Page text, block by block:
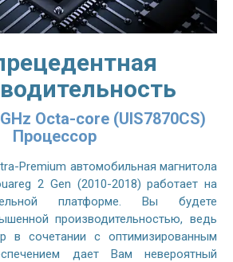
Octa-core (UIS7870CS)
Процессор
Premium автомобильная магнитола
2 Gen (2010-2018) работает на
платформе. Вы будете
производительностью, ведь
в сочетании с оптимизированным
дает Вам невероятный